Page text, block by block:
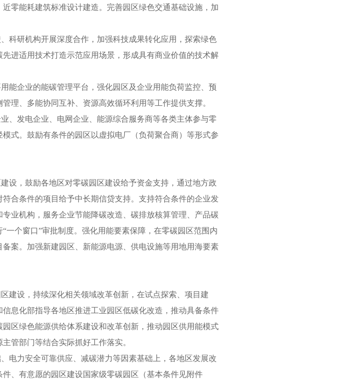
零能耗建筑标准设计建造。完善园区绿色交通基础设施，加
科研机构开展深度合作，加强科技成果转化应用，探索绿色
进适用技术打造示范应用场景，形成具有商业价值的技术解
能企业的能碳管理平台，强化园区及企业用能负荷监控、预
理、多能协同互补、资源高效循环利用等工作提供支撑。
、发电企业、电网企业、能源综合服务商等各类主体参与零
式。鼓励有条件的园区以虚拟电厂（负荷聚合商）等形式参
设，鼓励各地区对零碳园区建设给予资金支持，通过地方政
合条件的项目给予中长期信贷支持。支持符合条件的企业发
业机构，服务企业节能降碳改造、碳排放核算管理、产品碳
一个窗口”审批制度。强化用能要素保障，在零碳园区范围内
案。加强新建园区、新能源电源、供电设施等用地用海要素
建设，持续深化相关领域改革创新，在试点探索、项目建
息化部指导各地区推进工业园区低碳化改造，推动具备条件
区绿色能源供给体系建设和改革创新，推动园区供用能模式
管部门等结合实际抓好工作落实。
电力安全可靠供应、减碳潜力等因素基础上，各地区发展改
、有意愿的园区建设国家级零碳园区（基本条件见附件